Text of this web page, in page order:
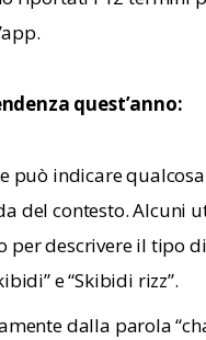
quest’anno:
può indicare
del contesto. Alcuni
descrivere il tipo
e “Skibidi rizz”.
dalla parola